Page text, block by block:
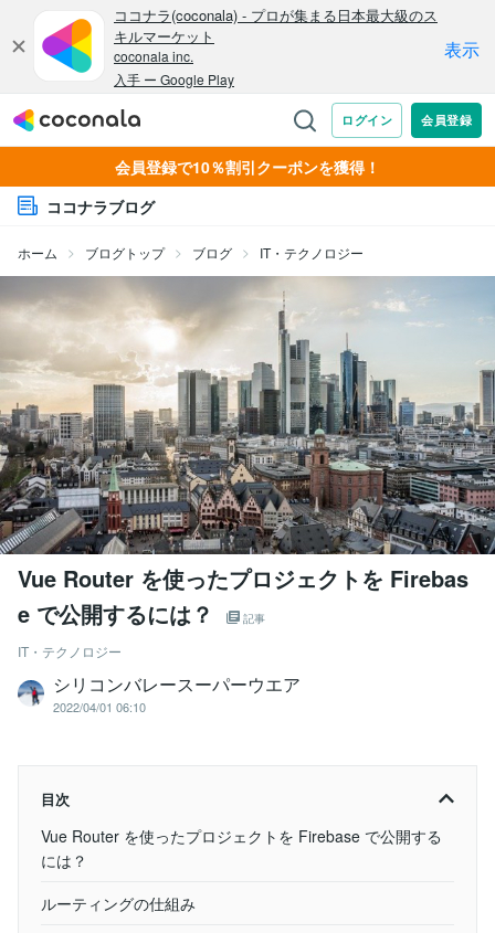
会員登録で10％割引クーポンを獲得！
ココナラブログ
ホーム ブログトップ ブログ IT・テクノロジー
Vue Router を使ったプロジェクトを Firebas
e で公開するには？
記事
IT・テクノロジー
シリコンバレースーパーウエア
2022/04/01 06:10
目次
Vue Router を使ったプロジェクトを Firebase で公開する
には？
ルーティングの仕組み